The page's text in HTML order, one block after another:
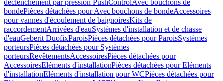
déclenchement par pression PushControlAvec bouchons de
bondePièces détachées pour Avec bouchons de bondeAccessoires
pour vannes d'écoulement de baignoiresKits de
raccordementArrivées d'eauSystèmes d'installation et de chasse
d'eauGeberit DuofixParoisPièces détachées pour ParoisSystèmes
porteursPièces détachées pour Systèmes
porteursRevêtementsAccessoiresPièces détachées pour
AccessoiresEléments d'installationPièces détachées pour Eléments
d'installationEléments d'installation pour WCPièces détachées pour